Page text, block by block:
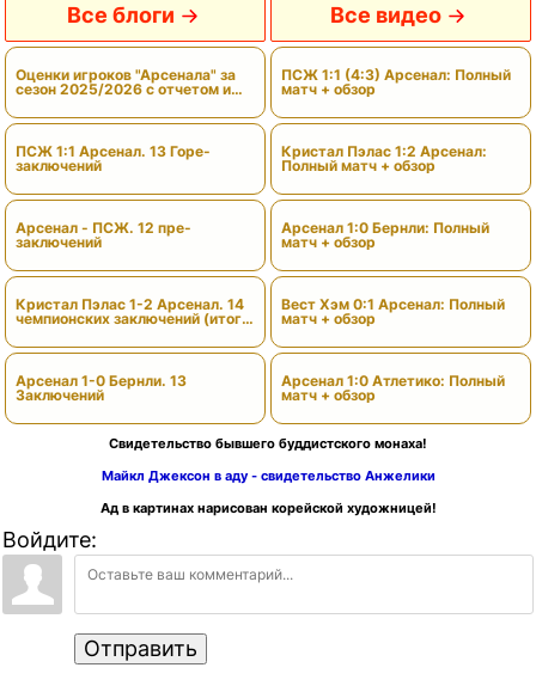
Все блоги
Оценки игроков "Арсенала" за
сезон 2025/2026 с отчетом и
ПСЖ 1:1 Арсенал. 13 Горе-
заключений
Арсенал - ПСЖ. 12 пре-
заключений
Кристал Пэлас 1-2 Арсенал. 14
чемпионских заключений (итоги
Арсенал 1-0 Бернли. 13
Заключений
Все видео
ПСЖ 1:1 (4:3) Арсенал: Полный
матч + обзор
Кристал Пэлас 1:2 Арсенал:
Полный матч + обзор
Арсенал 1:0 Бернли: Полный
матч + обзор
Вест Хэм 0:1 Арсенал: Полный
матч + обзор
Арсенал 1:0 Атлетико: Полный
матч + обзор
Свидетельство бывшего буддистского монаха!
Майкл Джексон в аду - свидетельство Анжелики
Ад в картинах нарисован корейской художницей!
Войдите:
Отправить